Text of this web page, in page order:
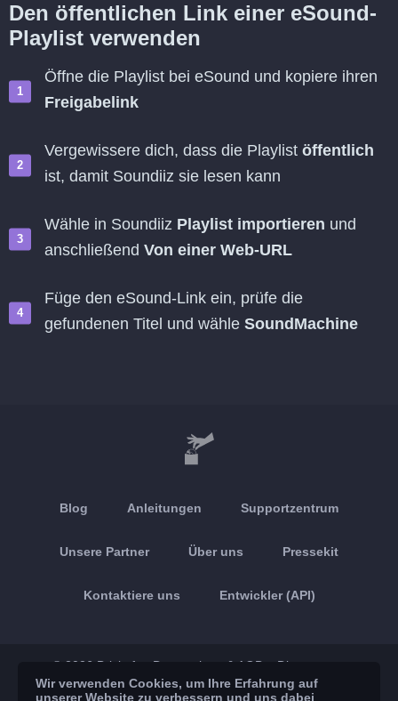
Den öffentlichen Link einer eSound-
Playlist verwenden
Öffne die Playlist bei eSound und kopiere ihren
Freigabelink
Vergewissere dich, dass die Playlist öffentlich
ist, damit Soundiiz sie lesen kann
Wähle in Soundiiz Playlist importieren und
anschließend Von einer Web-URL
Füge den eSound-Link ein, prüfe die
gefundenen Titel und wähle SoundMachine
Blog Anleitungen Supportzentrum
Unsere Partner Über uns Pressekit
Kontaktiere uns Entwickler (API)
© 2026 Brickoft Datenschutz & AGB Dienststatus
Wir verwenden Cookies, um Ihre Erfahrung auf
unserer Website zu verbessern und uns dabei